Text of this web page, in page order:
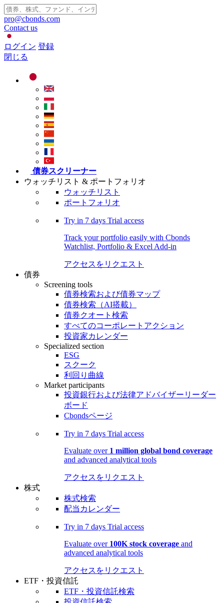
pro@cbonds.com
Contact us
ログイン 登録
閉じる
債券スクリーナー
ウォッチリスト & ポートフォリオ
ウォッチリスト
ポートフォリオ
Try in 7 days Trial access
Track your portfolio easily with Cbonds
Watchlist, Portfolio & Excel Add-in
アクセスをリクエスト
債券
Screening tools
債券検索および債券マップ
債券検索（AI搭載）
債券クオート検索
すべてのコーポレートアクション
投資家カレンダー
Specialized section
ESG
スクーク
利回り曲線
Market participants
投資銀行および法律アドバイザーリーダー
ボード
Cbondsページ
Try in 7 days Trial access
Evaluate over 1 million global bond coverage
and advanced analytical tools
アクセスをリクエスト
株式
株式検索
配当カレンダー
Try in 7 days Trial access
Evaluate over 100K stock coverage and
advanced analytical tools
アクセスをリクエスト
ETF・投資信託
ETF・投資信託検索